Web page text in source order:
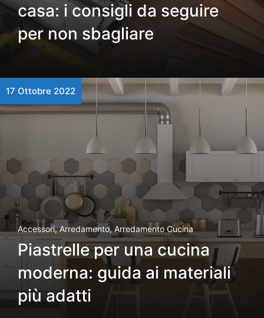
casa: i consigli da seguire
per non sbagliare
17 Ottobre 2022
Accessori,Arredamento,Arredamento Cucina
Piastrelle per una cucina
moderna: guida ai materiali
più adatti